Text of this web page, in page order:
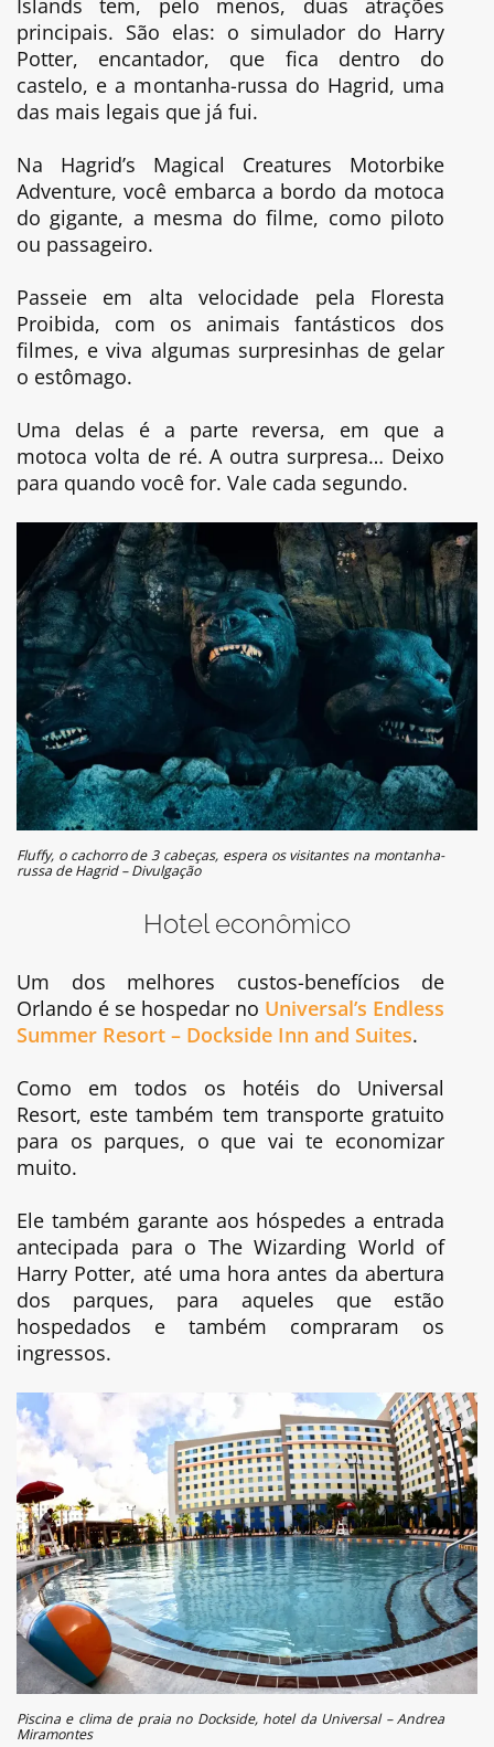
Islands tem, pelo menos, duas atrações
principais. São elas: o simulador do Harry
Potter, encantador, que fica dentro do
castelo, e a montanha-russa do Hagrid, uma
das mais legais que já fui.
Na Hagrid’s Magical Creatures Motorbike
Adventure, você embarca a bordo da motoca
do gigante, a mesma do filme, como piloto
ou passageiro.
Passeie em alta velocidade pela Floresta
Proibida, com os animais fantásticos dos
filmes, e viva algumas surpresinhas de gelar
o estômago.
Uma delas é a parte reversa, em que a
motoca volta de ré. A outra surpresa… Deixo
para quando você for. Vale cada segundo.
Fluffy, o cachorro de 3 cabeças, espera os visitantes na montanha-
russa de Hagrid – Divulgação
Hotel econômico
Um dos melhores custos-benefícios de
Orlando é se hospedar no Universal’s Endless
Summer Resort – Dockside Inn and Suites.
Como em todos os hotéis do Universal
Resort, este também tem transporte gratuito
para os parques, o que vai te economizar
muito.
Ele também garante aos hóspedes a entrada
antecipada para o The Wizarding World of
Harry Potter, até uma hora antes da abertura
dos parques, para aqueles que estão
hospedados e também compraram os
ingressos.
Piscina e clima de praia no Dockside, hotel da Universal – Andrea
Miramontes